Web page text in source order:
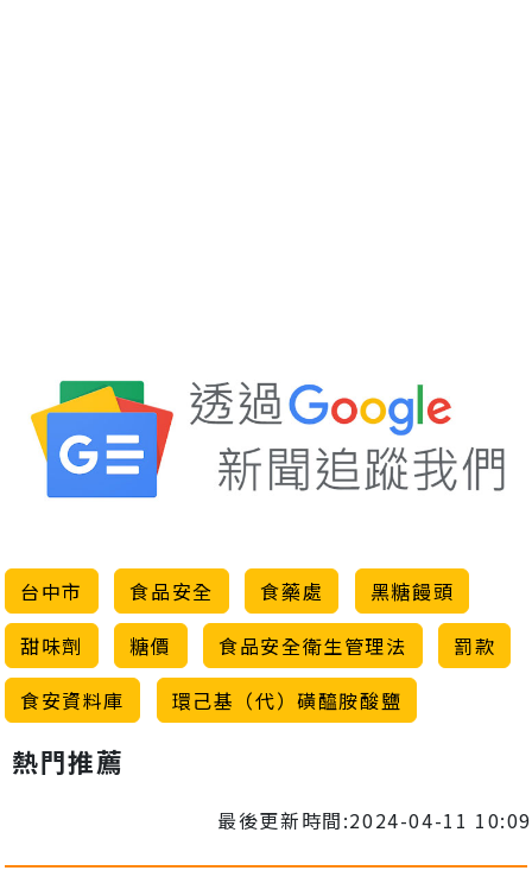
台中市 食品安全 食藥處
黑糖饅頭
甜味劑
糖價 食品安全衛生管理法
罰款
食安資料庫
環己基（代）磺醯胺酸鹽
熱門推薦
最後更新時間:2024-04-11 10:09